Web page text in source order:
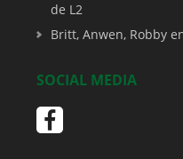
de L2
Britt, Anwen, Robby
SOCIAL MEDIA